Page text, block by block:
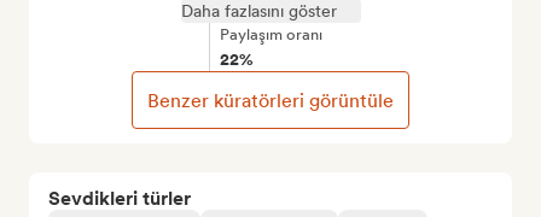
Sevdikleri türler
Daha fazlasını göster
Paylaşım oranı
22%
Benzer küratörleri görüntüle